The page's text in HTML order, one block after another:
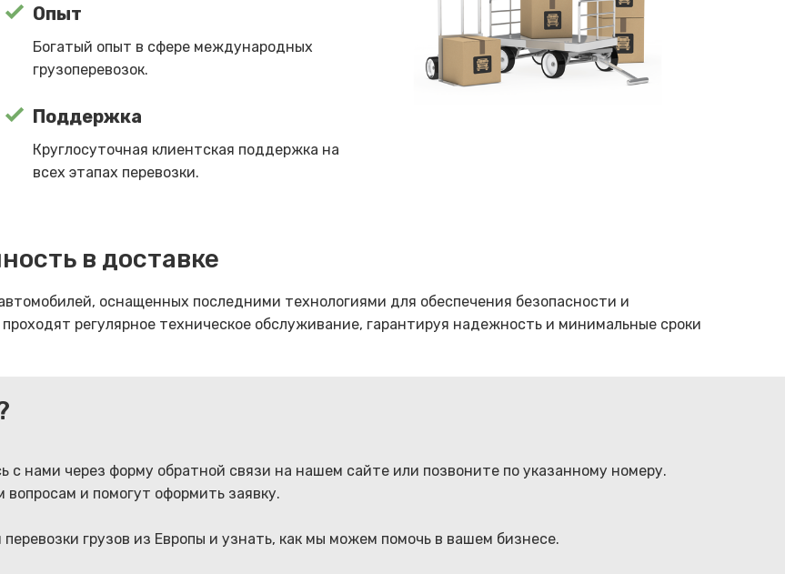
Опыт
Богатый опыт в сфере международных
грузоперевозок.
Поддержка
Круглосуточная клиентская поддержка на
всех этапах перевозки.
в доставке
оснащенных последними технологиями для обеспечения безопасности и
регулярное техническое обслуживание, гарантируя надежность и минимальные сроки
с нами через форму обратной связи на нашем сайте или позвоните по указанному номеру.
и помогут оформить заявку.
грузов из Европы и узнать, как мы можем помочь в вашем бизнесе.